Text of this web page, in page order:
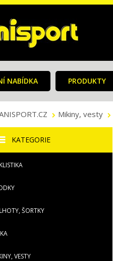
NABÍDKA PRODUKTY
Mikiny, vesty
KATEGORIE
ŠORTKY
VESTY